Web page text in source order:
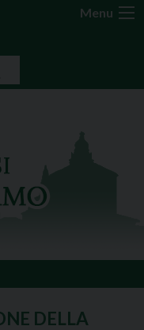
Menu
DELLA